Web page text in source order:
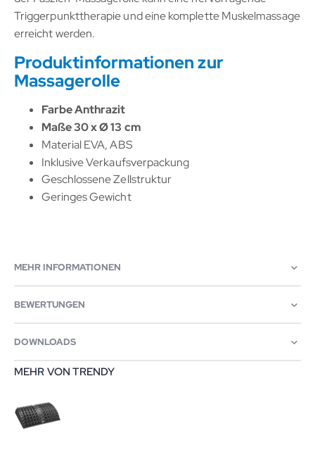
Triggerpunkttherapie und eine komplette Muskelmassage
erreicht werden.
Produktinformationen zur
Massagerolle
Farbe Anthrazit
Maße 30 x Ø 13 cm
Material EVA, ABS
Inklusive Verkaufsverpackung
Geschlossene Zellstruktur
Geringes Gewicht
MEHR INFORMATIONEN
BEWERTUNGEN
DOWNLOADS
MEHR VON TRENDY